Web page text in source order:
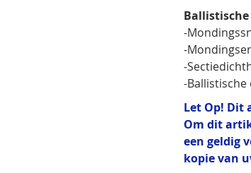
-
-
-
-Ballistische
Let Op! Dit
Om dit
een geldig
kopie van